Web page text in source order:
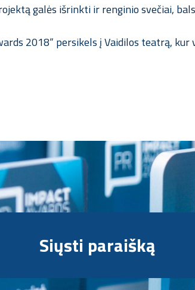
galės išrinkti ir renginio svečiai,
2018“ persikels į Vaidilos teatrą,
Siųsti paraišką